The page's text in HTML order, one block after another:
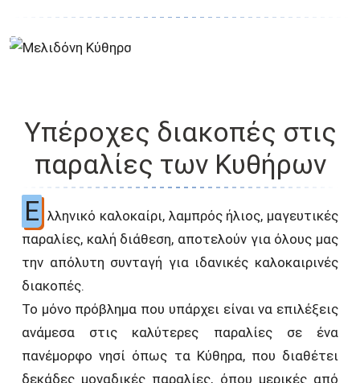
Υπέροχες διακοπές στις
παραλίες των Κυθήρων
Ε λληνικό καλοκαίρι, λαμπρός ήλιος, μαγευτικές
παραλίες, καλή διάθεση, αποτελούν για όλους μας
την απόλυτη συνταγή για ιδανικές καλοκαιρινές
διακοπές.
Το μόνο πρόβλημα που υπάρχει είναι να επιλέξεις
ανάμεσα στις καλύτερες παραλίες σε ένα
πανέμορφο νησί όπως τα Κύθηρα, που διαθέτει
δεκάδες μοναδικές παραλίες, όπου μερικές από